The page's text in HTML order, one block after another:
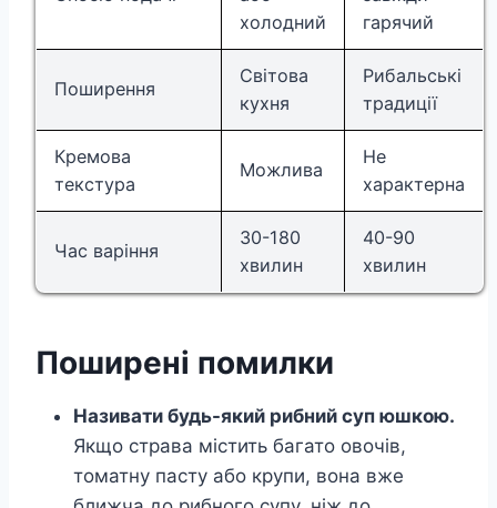
холодний
гарячий
Поширення
Світова
кухня
Рибальські
традиції
Кремова
текстура
Можлива
Не
характерна
Час варіння
30-180
хвилин
40-90
хвилин
Поширені помилки
Називати будь-який рибний суп юшкою.
Якщо страва містить багато овочів,
томатну пасту або крупи, вона вже